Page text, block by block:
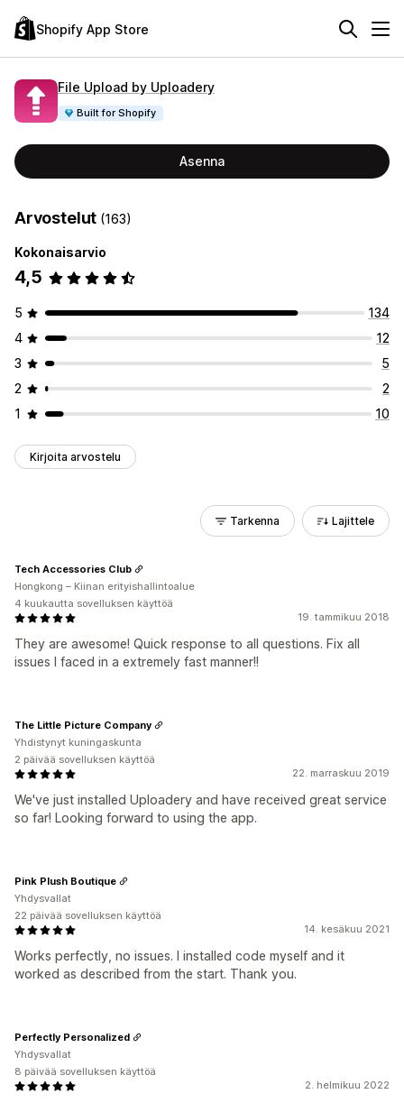
Shopify App Store
File Upload by Uploadery
Built for Shopify
Asenna
Arvostelut (163)
Kokonaisarvio
4,5
5
134
4
12
3
5
2
2
1
10
Kirjoita arvostelu
Tarkenna Lajittele
19. tammikuu 2018
They are awesome! Quick response to all questions. Fix all
issues I faced in a extremely fast manner!!
Tech Accessories Club
Hongkong – Kiinan erityishallintoalue
4 kuukautta sovelluksen käyttöä
22. marraskuu 2019
We've just installed Uploadery and have received great service
so far! Looking forward to using the app.
The Little Picture Company
Yhdistynyt kuningaskunta
2 päivää sovelluksen käyttöä
14. kesäkuu 2021
Works perfectly, no issues. I installed code myself and it
worked as described from the start. Thank you.
Pink Plush Boutique
Yhdysvallat
22 päivää sovelluksen käyttöä
2. helmikuu 2022
Perfectly Personalized
Yhdysvallat
8 päivää sovelluksen käyttöä